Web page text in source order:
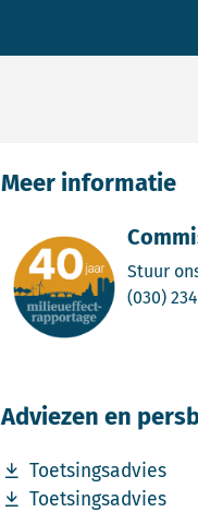
Stuur
(030)
Meer informatie
Adviezen en
Toetsingsadvies
Download bestand
Toetsingsadvies
Download bestand